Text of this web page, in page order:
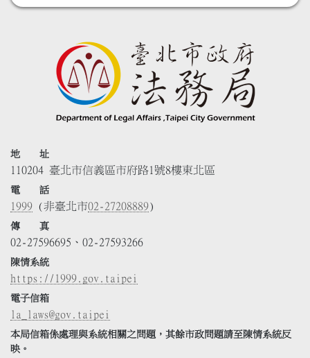
地 址
110204 臺北市信義區市府路1號8樓東北區
電 話
1999 (非臺北市02-27208889)
傳 真
02-27596695、02-27593266
陳情系統
https://1999.gov.taipei
電子信箱
la_laws@gov.taipei
本局信箱係處理與系統相關之問題，其餘市政問題請至陳情系統反
映。